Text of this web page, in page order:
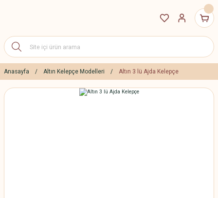
Anasayfa Altın Kelepçe Modelleri Altın 3 lü Ajda Kelepçe